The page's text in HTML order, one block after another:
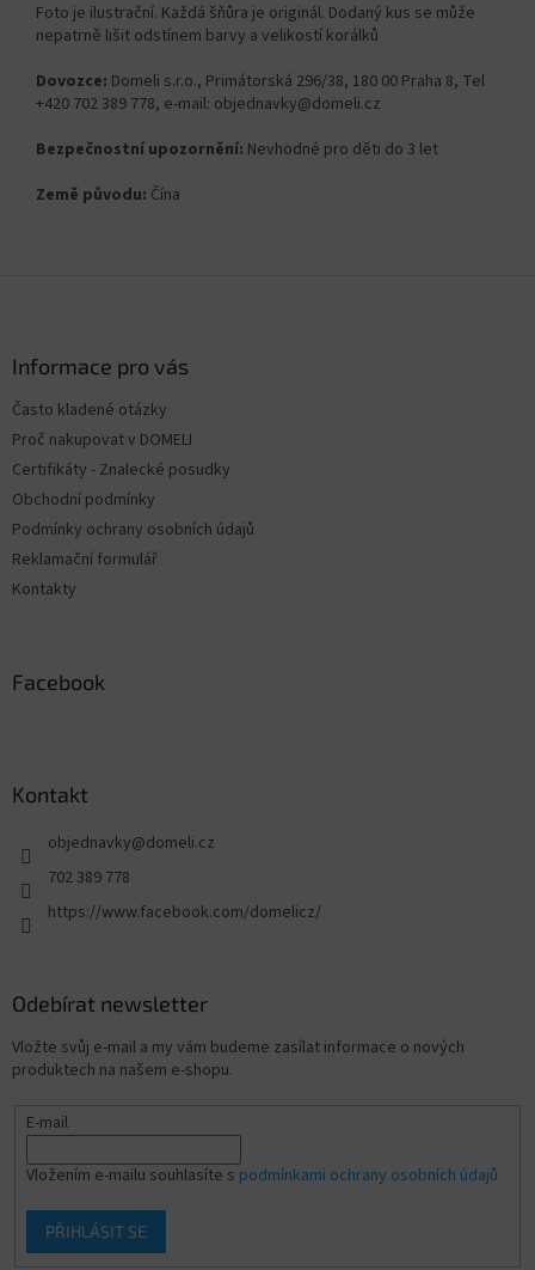
Foto je ilustrační. Každá šňůra je originál. Dodaný kus se může
nepatrně lišit odstínem barvy a velikostí korálků
Dovozce: Domeli s.r.o., Primátorská 296/38, 180 00 Praha 8, Tel
+420 702 389 778, e-mail: objednavky@domeli.cz
Bezpečnostní upozornění: Nevhodné pro děti do 3 let
Země původu: Čína
Informace pro vás
Často kladené otázky
Proč nakupovat v DOMELI
Certifikáty - Znalecké posudky
Obchodní podmínky
Podmínky ochrany osobních údajů
Reklamační formulář
Kontakty
Facebook
Kontakt
objednavky@domeli.cz
702 389 778
https://www.facebook.com/domelicz/
Odebírat newsletter
Vložte svůj e-mail a my vám budeme zasílat informace o nových
produktech na našem e-shopu.
E-mail
Vložením e-mailu souhlasíte s podmínkami ochrany osobních údajů
PŘIHLÁSIT SE